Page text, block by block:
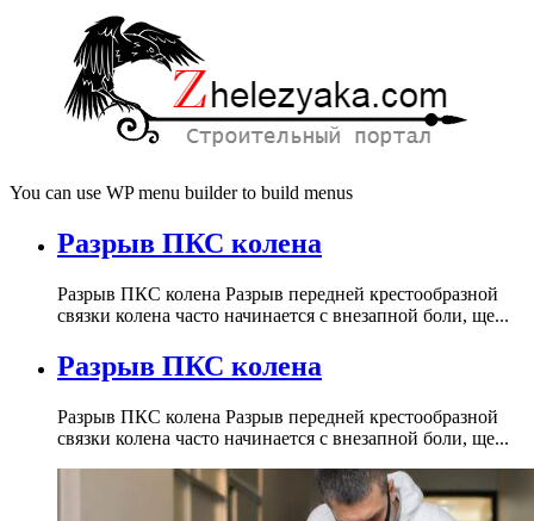
You can use WP menu builder to build menus
Разрыв ПКС колена
Разрыв ПКС колена Разрыв передней крестообразной
связки колена часто начинается с внезапной боли, ще...
Разрыв ПКС колена
Разрыв ПКС колена Разрыв передней крестообразной
связки колена часто начинается с внезапной боли, ще...